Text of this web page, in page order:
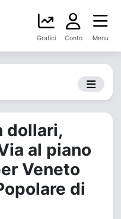
Grafici Conto Menu
dollari,
al piano
Veneto
di